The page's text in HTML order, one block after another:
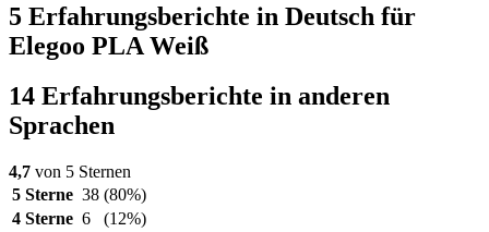
5 Erfahrungsberichte in Deutsch für
Elegoo PLA Weiß
14 Erfahrungsberichte in anderen
Sprachen
4,7 von 5 Sternen
5 Sterne 38 (80%)
4 Sterne 6
(12%)